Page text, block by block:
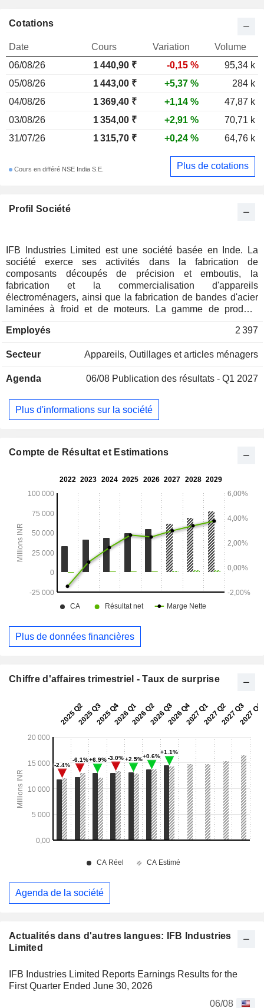
Actualités dans d'autres langues: IFB Industries
Limited
IFB Industries Limited Reports Earnings Results for the
First Quarter Ended June 30, 2026
06/08
Profil Société
IFB Industries Limited est une société basée en Inde. La
société exerce ses activités dans la fabrication de
composants découpés de précision et emboutis, la
fabrication et la commercialisation d'appareils
électroménagers, ainsi que la fabrication de bandes d'acier
laminées à froid et de moteurs. La gamme de produits
outils et des machines-outils connexes telles que des
autres. Ses catégories « Linge » et « Cuisine » comprennent
chargement par le haut, des lave-linge séchants, des sèche-
double porte, des fours à micro-ondes à convection, des
fours à micro-ondes avec grill, des fours à micro-ondes
modulaires. Les divisions d'ingénierie sont situées à Kolkata
Employés 2 397
Secteur Appareils, Outillages et articles ménagers
Agenda 06/08 Publication des résultats - Q1 2027
Plus d'informations sur la société
Cotations
Date Cours Variation
Volume
06/08/26
1 440,90 ₹ -0,15 %
95,34 k
05/08/26
1 443,00 ₹ +5,37 %
284 k
04/08/26
1 369,40 ₹ +1,14 %
47,87 k
03/08/26
1 354,00 ₹ +2,91 %
70,71 k
31/07/26
1 315,70 ₹ +0,24 % 64,76 k
Cours en différé NSE India S.E. Plus de cotations
Compte de Résultat et Estimations
Plus de données financières
Chiffre d'affaires trimestriel - Taux de surprise
Agenda de la société